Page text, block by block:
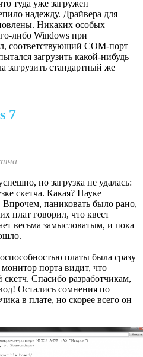
для современных Arduino-
USB-SERIAL
что это решение,
получается — прочтите,
действовать превентивно: не
прочесть инструкцию